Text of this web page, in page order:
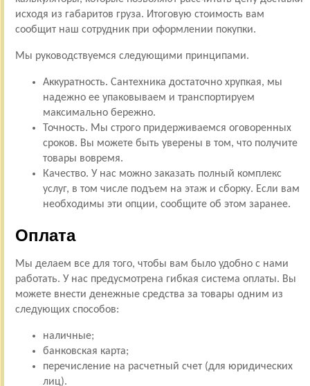
исходя из габаритов груза. Итоговую стоимость вам
сообщит наш сотрудник при оформлении покупки.
Мы руководствуемся следующими принципами.
Аккуратность. Сантехника достаточно хрупкая, мы
надежно ее упаковываем и транспортируем
максимально бережно.
Точность. Мы строго придерживаемся оговоренных
сроков. Вы можете быть уверены в том, что получите
товары вовремя.
Качество. У нас можно заказать полный комплекс
услуг, в том числе подъем на этаж и сборку. Если вам
необходимы эти опции, сообщите об этом заранее.
Оплата
Мы делаем все для того, чтобы вам было удобно с нами
работать. У нас предусмотрена гибкая система оплаты. Вы
можете внести денежные средства за товары одним из
следующих способов:
наличные;
банковская карта;
перечисление на расчетный счет (для юридических
лиц).